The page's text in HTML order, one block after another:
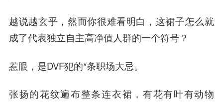
越说越玄乎， 然而你很难看明白，这裙子怎么就
成了代表独立自主高净值人群的一个符号？
惹眼 ，是DVF犯的*条职场大忌。
张扬的花纹遍布整条连衣裙，有花有叶有动物